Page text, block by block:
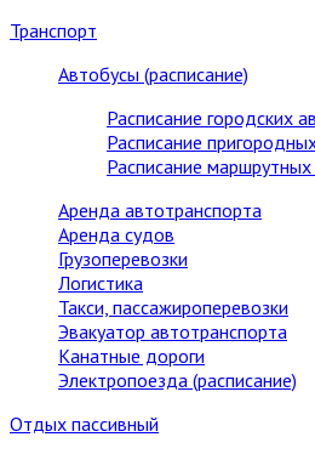
Транспорт
Автобусы (расписание)
Расписание городских
Расписание
Расписание
Аренда автотранспорта
Аренда судов
Грузоперевозки
Логистика
Такси, пассажироперевозки
Эвакуатор автотранспорта
Канатные дороги
Электропоезда (расписание)
Отдых пассивный